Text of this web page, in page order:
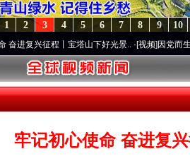
10
9
8
7
6
5
4
3
2
1
程丨宝塔山下好光景..·[视频]因党而生 为党而战
牢记初心使命 奋进复